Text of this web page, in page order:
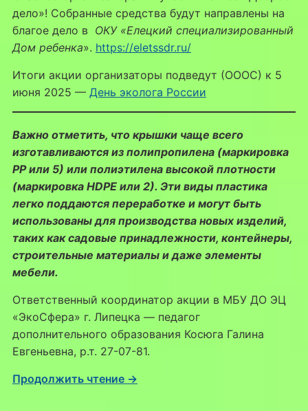
дело»! Собранные средства будут направлены на
благое дело в ОКУ «Елецкий специализированный
Дом ребенка». https://eletssdr.ru/
Итоги акции организаторы подведут (ОООС) к 5
июня 2025 — День эколога России
Важно отметить, что крышки чаще всего
изготавливаются из полипропилена (маркировка
PP или 5) или полиэтилена высокой плотности
(маркировка HDPE или 2). Эти виды пластика
легко поддаются переработке и могут быть
использованы для производства новых изделий,
таких как садовые принадлежности, контейнеры,
строительные материалы и даже элементы
мебели.
Ответственный координатор акции в МБУ ДО ЭЦ
«ЭкоСфера» г. Липецка — педагог
дополнительного образования Косюга Галина
Евгеньевна, р.т. 27-07-81.
Продолжить чтение →